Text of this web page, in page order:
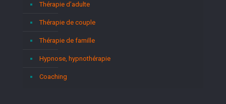
Thérapie d’adulte
Thérapie de couple
Thérapie de famille
Hypnose, hypnothérapie
Coaching